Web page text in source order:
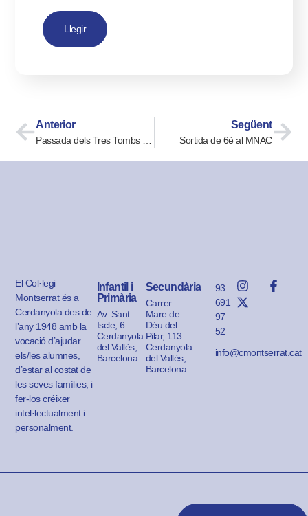
Llegir
Anterior Següent
Sortida de 6è al MNAC
El Col·legi
Montserrat és a
Cerdanyola des de
l’any 1948 amb la
vocació d’ajudar
els/les alumnes,
d’estar al costat de
les seves famílies, i
fer-los créixer
intel·lectualment i
personalment.
Infantil i
Primària
Av. Sant
Iscle, 6
Cerdanyola
del Vallès,
Barcelona
Secundària
Carrer
Mare de
Déu del
Pilar, 113
Cerdanyola
del Vallès,
Barcelona
93
691
97
52
info@cmontserrat.cat